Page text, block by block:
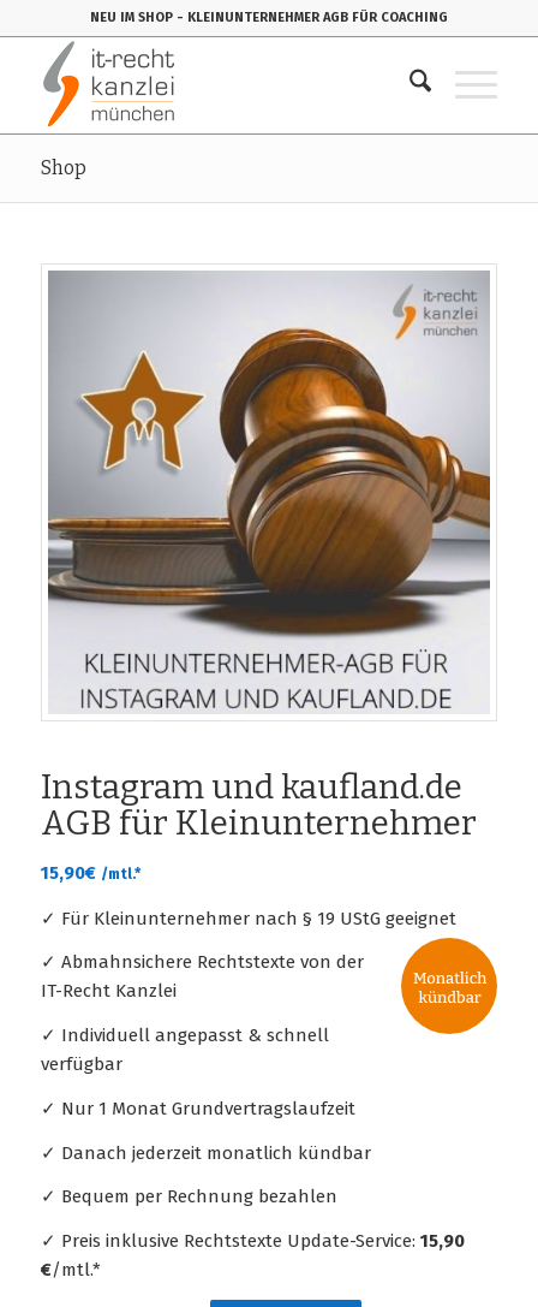
NEU IM SHOP - KLEINUNTERNEHMER AGB FÜR COACHING
Shop
Instagram und kaufland.de
AGB für Kleinunternehmer
15,90€ /mtl.*
✓ Für Kleinunternehmer nach § 19 UStG geeignet
✓ Abmahnsichere Rechtstexte von der
IT-Recht Kanzlei
✓ Individuell angepasst & schnell
verfügbar
✓ Nur 1 Monat Grundvertragslaufzeit
✓ Danach jederzeit monatlich kündbar
✓ Bequem per Rechnung bezahlen
✓ Preis inklusive Rechtstexte Update-Service: 15,90
€/mtl.*